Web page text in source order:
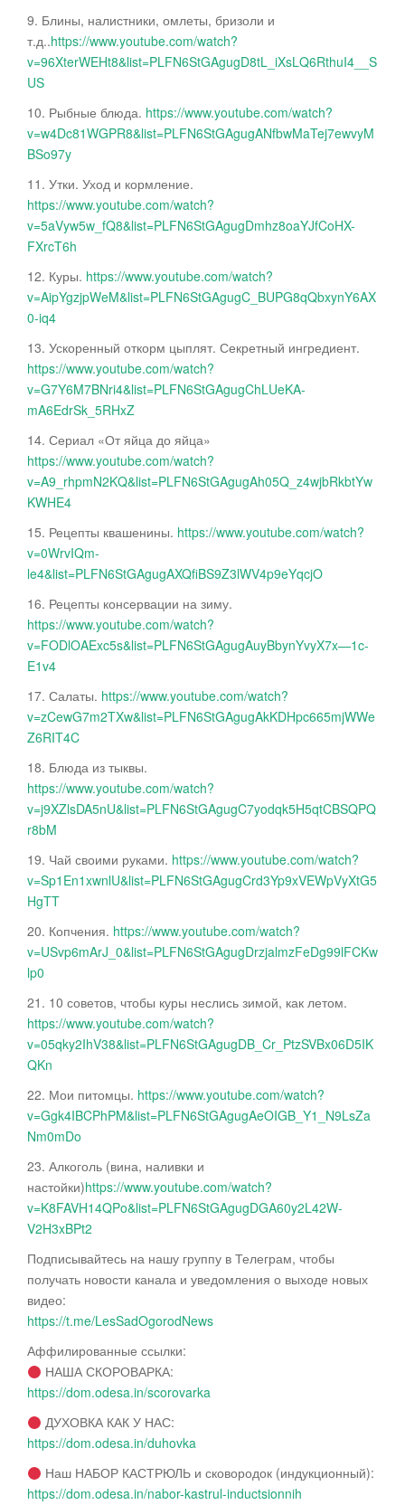
9. Блины, налистники, омлеты, бризоли и
т.д..https://www.youtube.com/watch?
v=96XterWEHt8&list=PLFN6StGAgugD8tL_iXsLQ6RthuI4__S
US
10. Рыбные блюда. https://www.youtube.com/watch?
v=w4Dc81WGPR8&list=PLFN6StGAgugANfbwMaTej7ewvyM
BSo97y
11. Утки. Уход и кормление.
https://www.youtube.com/watch?
v=5aVyw5w_fQ8&list=PLFN6StGAgugDmhz8oaYJfCoHX-
FXrcT6h
12. Куры. https://www.youtube.com/watch?
v=AipYgzjpWeM&list=PLFN6StGAgugC_BUPG8qQbxynY6AX
0-iq4
13. Ускоренный откорм цыплят. Секретный ингредиент.
https://www.youtube.com/watch?
v=G7Y6M7BNri4&list=PLFN6StGAgugChLUeKA-
mA6EdrSk_5RHxZ
14. Сериал «От яйца до яйца»
https://www.youtube.com/watch?
v=A9_rhpmN2KQ&list=PLFN6StGAgugAh05Q_z4wjbRkbtYw
KWHE4
15. Рецепты квашенины. https://www.youtube.com/watch?
v=0WrvIQm-
le4&list=PLFN6StGAgugAXQfiBS9Z3lWV4p9eYqcjO
16. Рецепты консервации на зиму.
https://www.youtube.com/watch?
v=FODlOAExc5s&list=PLFN6StGAgugAuyBbynYvyX7x—1c-
E1v4
17. Салаты. https://www.youtube.com/watch?
v=zCewG7m2TXw&list=PLFN6StGAgugAkKDHpc665mjWWe
Z6RIT4C
18. Блюда из тыквы.
https://www.youtube.com/watch?
v=j9XZlsDA5nU&list=PLFN6StGAgugC7yodqk5H5qtCBSQPQ
r8bM
19. Чай своими руками. https://www.youtube.com/watch?
v=Sp1En1xwnlU&list=PLFN6StGAgugCrd3Yp9xVEWpVyXtG5
HgTT
20. Копчения. https://www.youtube.com/watch?
v=USvp6mArJ_0&list=PLFN6StGAgugDrzjalmzFeDg99lFCKw
lp0
21. 10 советов, чтобы куры неслись зимой, как летом.
https://www.youtube.com/watch?
v=05qky2IhV38&list=PLFN6StGAgugDB_Cr_PtzSVBx06D5IK
QKn
22. Мои питомцы. https://www.youtube.com/watch?
v=Ggk4IBCPhPM&list=PLFN6StGAgugAeOIGB_Y1_N9LsZa
Nm0mDo
23. Алкоголь (вина, наливки и
настойки)https://www.youtube.com/watch?
v=K8FAVH14QPo&list=PLFN6StGAgugDGA60y2L42W-
V2H3xBPt2
Подписывайтесь на нашу группу в Телеграм, чтобы
получать новости канала и уведомления о выходе новых
видео:
https://t.me/LesSadOgorodNews
Аффилированные ссылки:
НАША СКОРОВАРКА:
https://dom.odesa.in/scorovarka
ДУХОВКА КАК У НАС:
https://dom.odesa.in/duhovka
Наш НАБОР КАСТРЮЛЬ и сковородок (индукционный):
https://dom.odesa.in/nabor-kastrul-inductsionnih